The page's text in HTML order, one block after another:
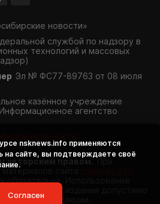
новости»
службой по надзору в
технологий и массовых
Эл № ФС77-89763 от 08 июля
казённое учреждение
агентство
авторским правом. При
сайта
обязательна. Использование
издания допустимо
редакции.
nsknews.info применяются
на сайте, вы подтверждаете своё
Согласен